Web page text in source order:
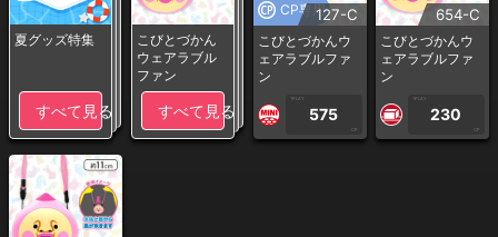
夏グッズ特集
すべて見る
こびとづかん
ウェアラブル
ファン
すべて見る
CP専用127-C
こびとづかんウ
ェアラブルファ
ン
1PLAY
575
CP
654-C
こびとづかんウ
ェアラブルファ
ン
1PLAY
230
CP